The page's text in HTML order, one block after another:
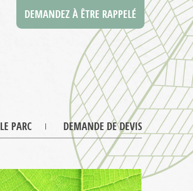
DEMANDEZ À ÊTRE RAPPELÉ
LE PARC DEMANDE DE DEVIS